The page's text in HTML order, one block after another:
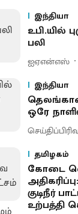
இந்தியா
உபி.யில்
பலி
ஐஏஎன்எஸ்
இந்தியா
ஒரே
தமிழகம்
கோடை
குடிநீர்
உற்பத்தி